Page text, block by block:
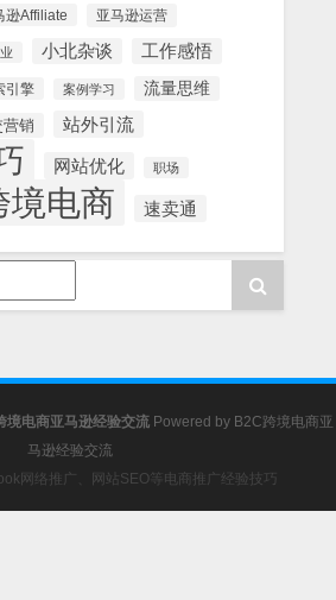
逊Affiliate 亚马逊运营
小北杂谈 工作感悟
引擎 案例学习 流量思维
销 站外引流
网站优化 职场
境电商 速卖通
境电商亚马逊经验交流 Powered by B2C跨境电商亚
马逊经验交流
网络推广、网站SEO等电商推广经验技巧